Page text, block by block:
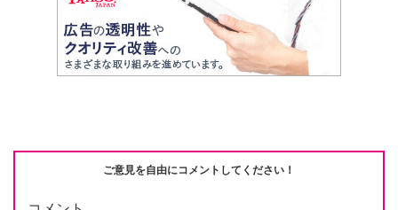
ご意見を自由にコメントしてください！